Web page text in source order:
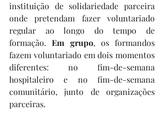
instituição de solidariedade parceira
onde pretendam fazer voluntariado
regular ao longo do tempo de
formação. Em grupo, os formandos
fazem voluntariado em dois momentos
diferentes: no fim-de-semana
hospitaleiro e no fim-de-semana
comunitário, junto de organizações
parceiras.